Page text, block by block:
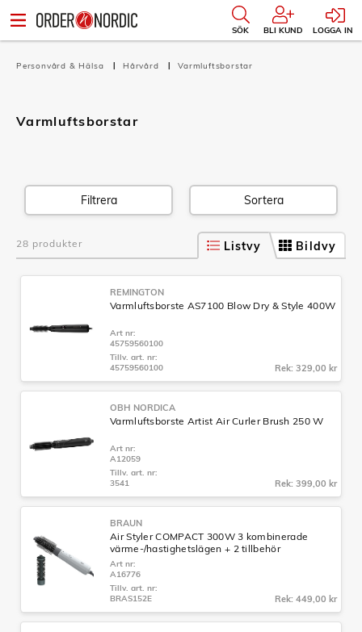
SÖK BLI KUND LOGGA IN
Personvård & Hälsa Hårvård Varmluftsborstar
Varmluftsborstar
Filtrera Sortera
28 produkter Bildvy
Listvy
REMINGTON
Varmluftsborste AS7100 Blow Dry & Style 400W
Art nr:
45759560100
Tillv. art. nr:
45759560100
Rek: 329,00 kr
OBH NORDICA
Varmluftsborste Artist Air Curler Brush 250 W
Art nr:
A12059
Tillv. art. nr:
3541
Rek: 399,00 kr
BRAUN
Air Styler COMPACT 300W 3 kombinerade
värme-/hastighetslägen + 2 tillbehör
Art nr:
A16776
Tillv. art. nr:
BRAS152E
Rek: 449,00 kr